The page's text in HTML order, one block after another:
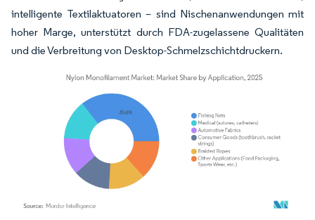
intelligente Textilaktuatoren – sind Nischenanwendungen mit
hoher Marge, unterstützt durch FDA-zugelassene Qualitäten
und die Verbreitung von Desktop-Schmelzschichtdruckern.